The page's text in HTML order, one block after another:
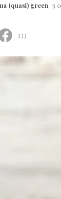
(quasi) green 9
133